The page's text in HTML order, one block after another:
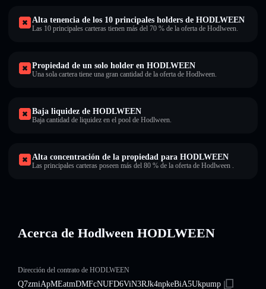
Alta tenencia de los 10 principales holders de HODLWEEN
Las 10 principales carteras tienen más del 70 % de la oferta de Hodlween.
Propiedad de un solo holder en HODLWEEN
Una sola cartera tiene una gran cantidad de la oferta de Hodlween.
Baja liquidez de HODLWEEN
Baja cantidad de liquidez en el pool de Hodlween.
Alta concentración de la propiedad para HODLWEEN
Las principales carteras poseen más del 80 % de la oferta de Hodlween .
Acerca de Hodlween HODLWEEN
Dirección del contrato de HODLWEEN
Q7zmiApMEatmDMFcNUFD6ViN3RJk4npkeBiA5Ukpump